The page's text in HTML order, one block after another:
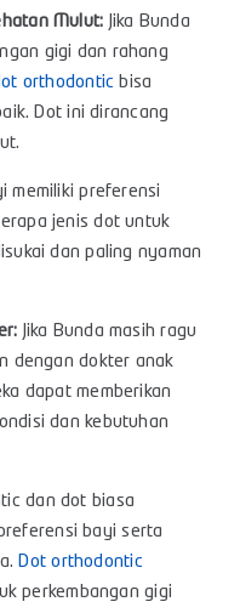
Mulut: Jika Bunda
gigi dan rahang
orthodontic bisa
Dot ini dirancang
memiliki preferensi
jenis dot untuk
dan paling nyaman
Jika Bunda masih ragu
dengan dokter anak
dapat memberikan
dan kebutuhan
dan dot biasa
bayi serta
Dot orthodontic
perkembangan gigi